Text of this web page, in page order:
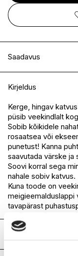
Saadavus
I.L.U. Kristiine
I.L.U. Ülemiste
I.L.U. Rocca
I.L.U. Lõunakeskus
I.L.U. Pärnu
Kirjeldus
Kerge, hingav
püsib veekindlalt
Sobib kõikidele
rosaatsea või
punetust! Kanna
saavutada värske ja
Soovi korral sega
nahale sobiv katvus.
Kuna toode on
meigieemalduslappi
tavapärast
Koostis